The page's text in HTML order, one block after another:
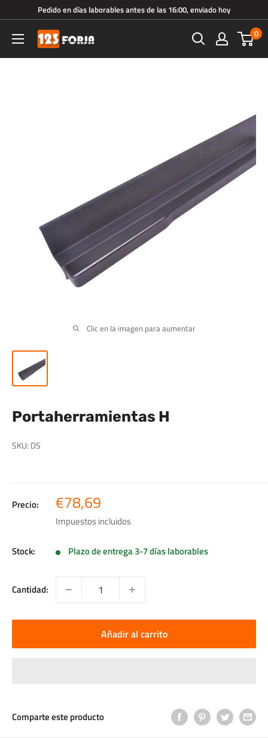
directamente
contenido
Pedido en días laborables antes de las 16:00, enviado hoy
123forja.es 0
Clic en la imagen para aumentar
Portaherramientas H
SKU: DS
Precio: Precio
de
venta
€78,69
Impuestos incluidos
Stock: Plazo de entrega 3-7 días laborables
Cantidad:
Añadir al carrito
Comparte este producto